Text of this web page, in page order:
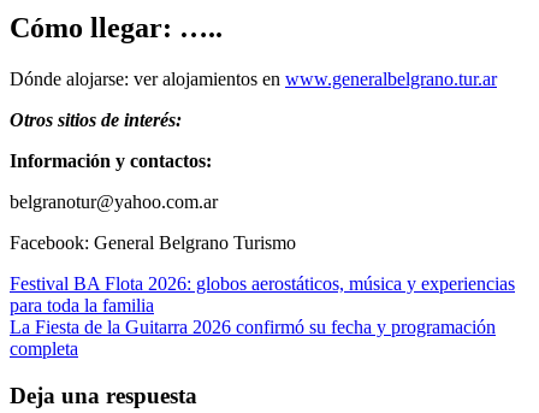
Cómo llegar: …..
Dónde alojarse: ver alojamientos en www.generalbelgrano.tur.ar
Otros sitios de interés:
Información y contactos:
belgranotur@yahoo.com.ar
Facebook: General Belgrano Turismo
Navegación
de
entradas
Festival BA Flota 2026: globos aerostáticos, música y experiencias
para toda la familia
La Fiesta de la Guitarra 2026 confirmó su fecha y programación
completa
Deja una respuesta